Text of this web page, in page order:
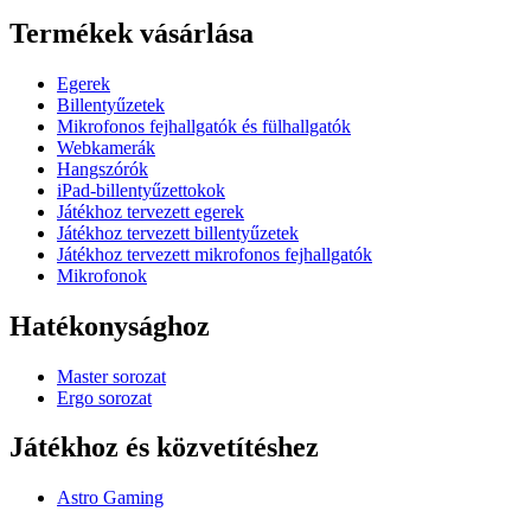
Termékek vásárlása
Egerek
Billentyűzetek
Mikrofonos fejhallgatók és fülhallgatók
Webkamerák
Hangszórók
iPad-billentyűzettokok
Játékhoz tervezett egerek
Játékhoz tervezett billentyűzetek
Játékhoz tervezett mikrofonos fejhallgatók
Mikrofonok
Hatékonysághoz
Master sorozat
Ergo sorozat
Játékhoz és közvetítéshez
Astro Gaming